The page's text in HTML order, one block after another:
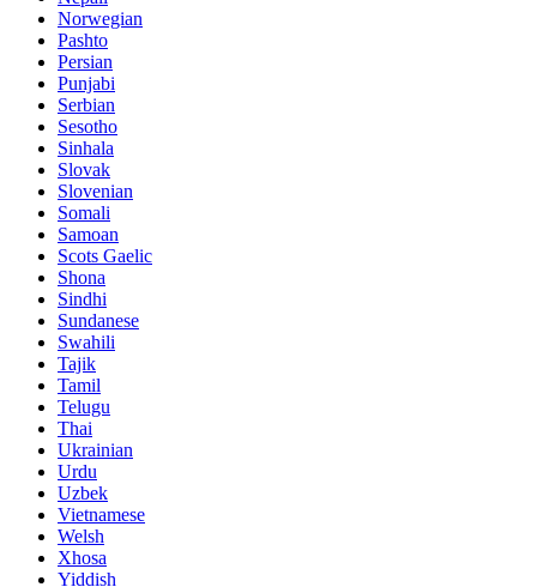
Norwegian
Pashto
Persian
Punjabi
Serbian
Sesotho
Sinhala
Slovak
Slovenian
Somali
Samoan
Scots Gaelic
Shona
Sindhi
Sundanese
Swahili
Tajik
Tamil
Telugu
Thai
Ukrainian
Urdu
Uzbek
Vietnamese
Welsh
Xhosa
Yiddish